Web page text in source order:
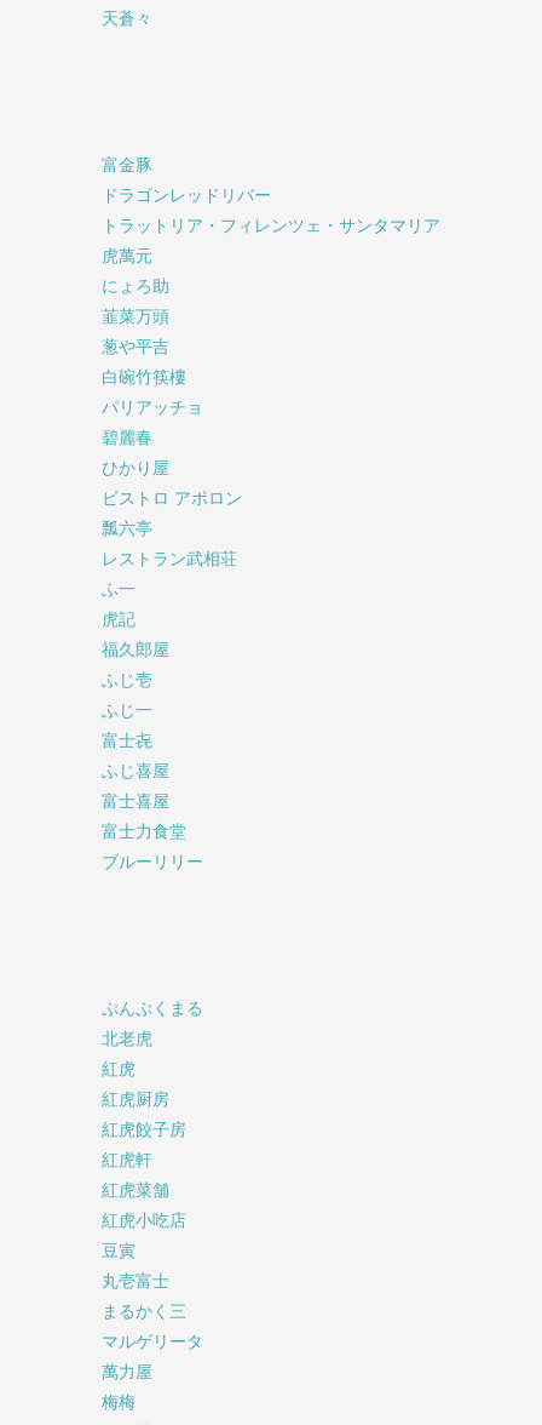
天蒼々
富金豚
ドラゴンレッドリバー
トラットリア・フィレンツェ・サンタマリア
虎萬元
にょろ助
韮菜万頭
葱や平吉
白碗竹筷樓
パリアッチョ
碧麗春
ひかり屋
ビストロ アポロン
瓢六亭
レストラン武相荘
ふ一
虎記
福久郎屋
ふじ壱
ふじ一
富士㐂
ふじ喜屋
富士喜屋
富士力食堂
ブルーリリー
ぷんぷくまる
北老虎
紅虎
紅虎厨房
紅虎餃子房
紅虎軒
紅虎菜舗
紅虎小吃店
豆寅
丸壱富士
まるかく三
マルゲリータ
萬力屋
梅梅